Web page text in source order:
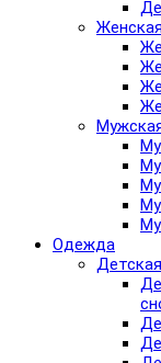
Одежда